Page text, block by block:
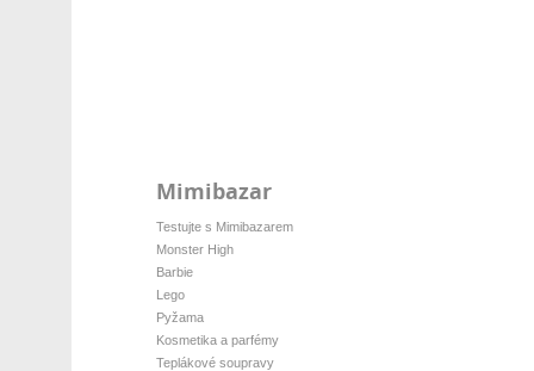
Mimibazar
Testujte s Mimibazarem
Monster High
Barbie
Lego
Pyžama
Kosmetika a parfémy
Teplákové soupravy